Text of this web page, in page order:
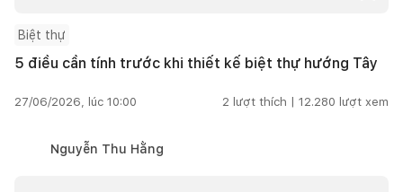
Biệt thự
5 điều cần tính trước khi thiết kế biệt thự hướng Tây
27/06/2026, lúc 10:00 2 lượt thích | 12.280 lượt xem
Nguyễn Thu Hằng